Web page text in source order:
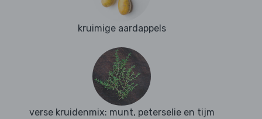
kruimige aardappels
verse kruidenmix: munt, peterselie en tijm